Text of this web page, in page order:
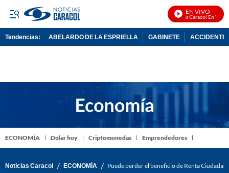
EN VIVO
Noticias Caracol En Vivo
Tendencias: ABELARDO DE LA ESPRIELLA GABINETE ACCIDENTE
ECONOMÍA Dólar hoy Criptomonedas Emprendedores
Noticias Caracol / ECONOMÍA / Puede perder el beneficio de Renta